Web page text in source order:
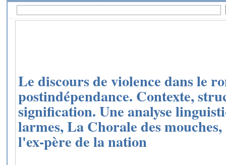
Le discours de violence dans le
postindépendance. Contexte,
signification. Une analyse
larmes, La Chorale des
l'ex-père de la nation